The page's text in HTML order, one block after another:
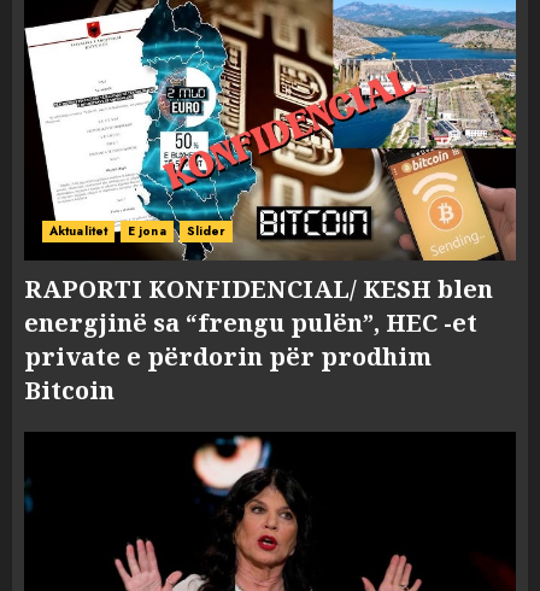
Aktualitet E jona Slider
RAPORTI KONFIDENCIAL/ KESH blen
energjinë sa “frengu pulën”, HEC -et
private e përdorin për prodhim
Bitcoin